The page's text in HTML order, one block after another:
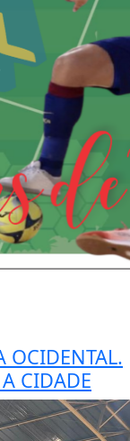
OCIDENTAL.
CIDADE